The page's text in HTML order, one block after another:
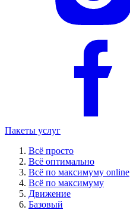
Пакеты услуг
Всё просто
Всё оптимально
Всё по максимуму online
Всё по максимуму
Движение
Базовый